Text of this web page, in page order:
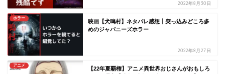
2022年8月30日
ホラー
映画【犬鳴村】ネタバレ感想┃突っ込みどころ多
めのジャパニーズホラー
2022年8月27日
アニメ
【22年夏覇権】アニメ異世界おじさんがおもしろ